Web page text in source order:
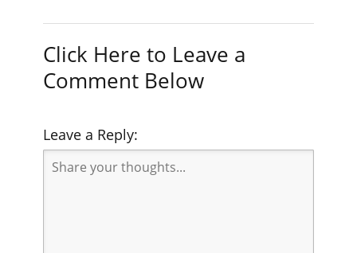
Click Here to Leave a
Comment Below
Leave a Reply: